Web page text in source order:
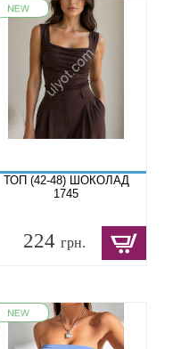
ТОП (42-48) ШОКОЛАД
1745
224грн.